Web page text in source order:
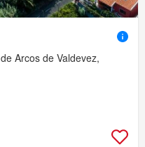
Arcos de Valdevez,